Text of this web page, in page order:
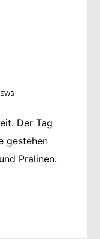
Der Tag
gestehen
Pralinen.